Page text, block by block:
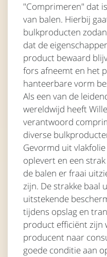
"Comprimeren" dat
van balen. Hierbij
bulkproducten
dat de
product bewaard
fors afneemt en het
hanteerbare vorm
Als een van de
wereldwijd heeft
verantwoord
diverse
Gevormd uit
oplevert en een
de balen er fraai
zijn. De strakke baal
uitstekende
tijdens opslag en
product efficiënt zijn
producent naar
goede conditie aan